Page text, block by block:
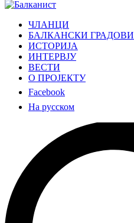
ЧЛАНЦИ
БАЛКАНСКИ ГРАДОВИ
ИСТОРИЈА
ИНТЕРВЈУ
ВЕСТИ
О ПРОЈЕКТУ
Facebook
На русском